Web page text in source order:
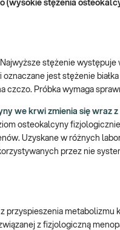
stężenia
stężenie
jest stężenie
czczo. Próbka wymaga
we krwi zmienia się wraz
osteokalcyny
Uzyskane w różnych
przez nie
przyspieszenia
z fizjologiczną